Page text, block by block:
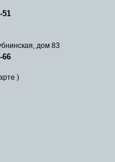
51
дом 83
66
)